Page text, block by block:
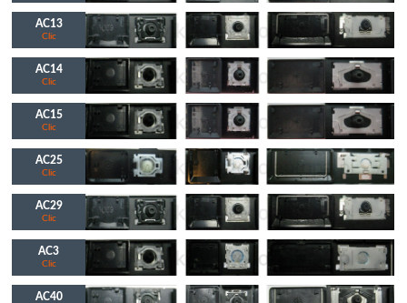
AC13
Clic
AC14
Clic
AC15
Clic
AC25
Clic
AC29
Clic
AC3
Clic
AC40